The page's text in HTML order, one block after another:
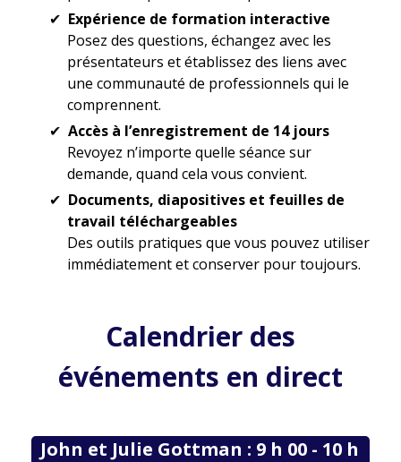
Expérience de formation interactive
Posez des questions, échangez avec les
présentateurs et établissez des liens avec
une communauté de professionnels qui le
comprennent.
Accès à l’enregistrement de 14 jours
Revoyez n’importe quelle séance sur
demande, quand cela vous convient.
Documents, diapositives et feuilles de
travail téléchargeables
Des outils pratiques que vous pouvez utiliser
immédiatement et conserver pour toujours.
Calendrier des
événements en direct
John et Julie Gottman : 9 h 00 - 10 h